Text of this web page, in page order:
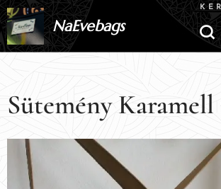
NaEvebags
Sütemény Karamell